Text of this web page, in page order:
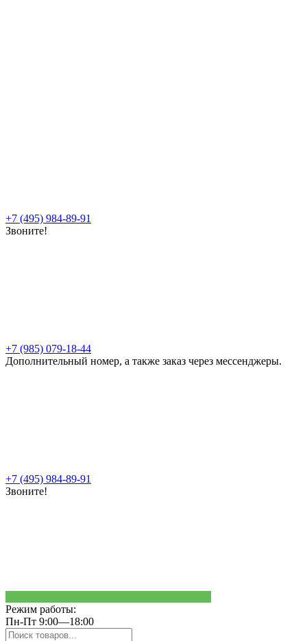
+7 (495) 984-89-91
Звоните!
+7 (985) 079-18-44
Дополнительный номер, а также заказ через мессенджеры.
+7 (495) 984-89-91
Звоните!
Режим работы:
Пн-Пт 9:00—18:00